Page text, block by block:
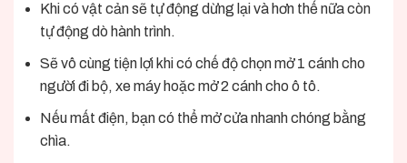
Khi có vật cản sẽ tự động dừng lại và hơn thế nữa còn
tự động dò hành trình.
Sẽ vô cùng tiện lợi khi có chế độ chọn mở 1 cánh cho
người đi bộ, xe máy hoặc mở 2 cánh cho ô tô.
Nếu mất điện, bạn có thể mở cửa nhanh chóng bằng
chìa.